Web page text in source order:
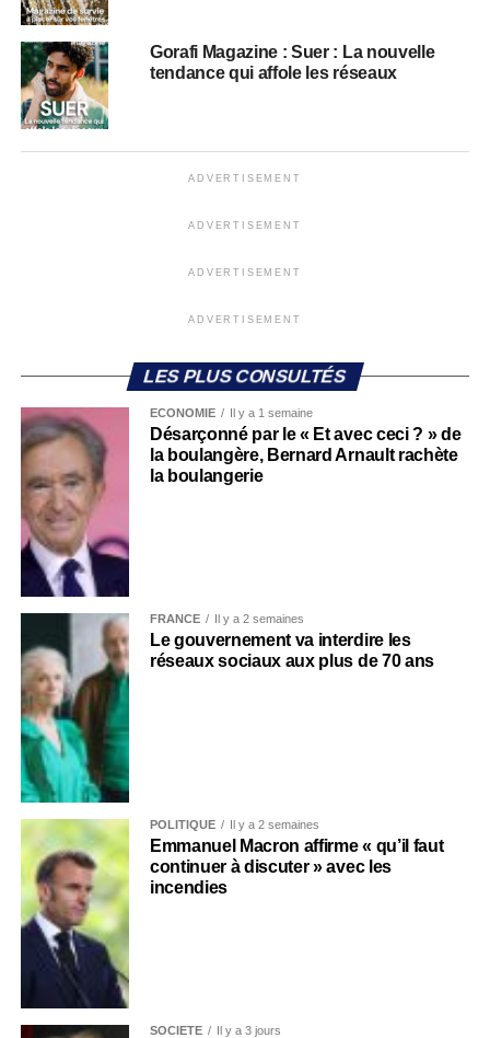
Gorafi Magazine : Suer : La nouvelle
tendance qui affole les réseaux
ADVERTISEMENT
ADVERTISEMENT
ADVERTISEMENT
ADVERTISEMENT
LES PLUS CONSULTÉS
ECONOMIE Il y a 1 semaine
Désarçonné par le « Et avec ceci ? » de
la boulangère, Bernard Arnault rachète
la boulangerie
FRANCE Il y a 2 semaines
Le gouvernement va interdire les
réseaux sociaux aux plus de 70 ans
POLITIQUE Il y a 2 semaines
Emmanuel Macron affirme « qu’il faut
continuer à discuter » avec les
incendies
SOCIÉTÉ Il y a 3 jours